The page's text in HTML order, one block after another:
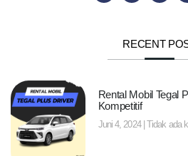
RECENT
Rental Mobil Tegal
Kompetitif
Juni 4, 2024 Tidak ada